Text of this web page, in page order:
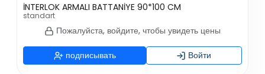
İNTERLOK ARMALI BATTANİYE 90*100 CM
standart
Пожалуйста, войдите, чтобы увидеть цены
подписывать Войти